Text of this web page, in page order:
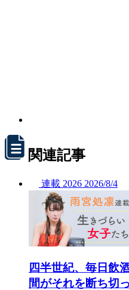
関連記事
連載 2026 2026/8/4
四半世紀、毎日飲
間がそれを断ち切